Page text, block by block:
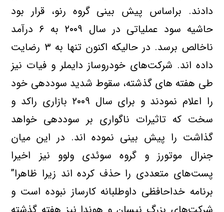
دادند. براساس پیش بینی گروه رنو، قرار بود
حاشیه سود عملیاتی در سال ۲۰۰۹ به ۶ درآمد
ناخالص برسد. در حالیکه اکنون تنها به ۳ رضایت
داده اند. شرکت‌های خودروساز دایملر و فیات نیز
طی هفته های گذشته، سقوط شدید سوددهی خود
را اعلام نمودند و برای سال ۲۰۰۹ بازاری راکد و
سخت که تاثیرات ناگواری بر سوددهی خواهد
گذاشت را پیش بینی نموده اند. در این میان
جنرال موتورز و گروه سوئدی ولوو نیز اخیرا
پست‌های متعددی را حذف کرده اند زیرا ظاهرا”
برنامه خداحافظی داوطلبانه کارساز نبوده است و